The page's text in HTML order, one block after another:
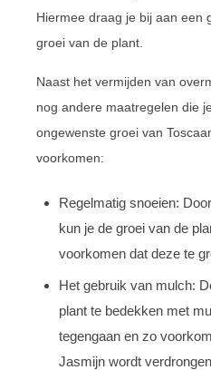
Hiermee draag je bij aan een
groei van de plant.
Naast het vermijden van
nog andere maatregelen die
ongewenste groei van
voorkomen:
Regelmatig snoeien:
kun je de groei van de
voorkomen dat deze te
Het gebruik van mulch:
plant te bedekken met
tegengaan en zo
Jasmijn wordt